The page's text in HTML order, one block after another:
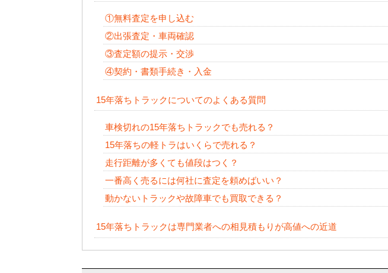
①無料査定を申し込む
②出張査定・車両確認
③査定額の提示・交渉
④契約・書類手続き・入金
15年落ちトラックについてのよくある質問
車検切れの15年落ちトラックでも売れる？
15年落ちの軽トラはいくらで売れる？
走行距離が多くても値段はつく？
一番高く売るには何社に査定を頼めばいい？
動かないトラックや故障車でも買取できる？
15年落ちトラックは専門業者への相見積もりが高値への近道